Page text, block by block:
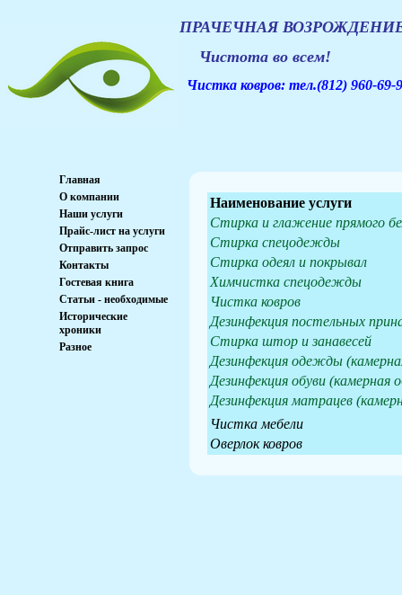
ПРАЧЕЧНАЯ
Чистота во всем!
Чистка ковров: тел.(812) 960-69-
Главная
О компании
Наши услуги
Прайс-лист на услуги
Отправить запрос
Контакты
Гостевая книга
Статьи - необходимые
Исторические
хроники
Разное
Наименование услуги
Стирка и глажение прямого
Стирка спецодежды
Стирка одеял и покрывал
Химчистка спецодежды
Чистка ковров
Дезинфекция постельных
Стирка штор и занавесей
Дезинфекция одежды
Дезинфекция обуви (камерная
Дезинфекция матрацев
Чистка мебели
Оверлок ковров